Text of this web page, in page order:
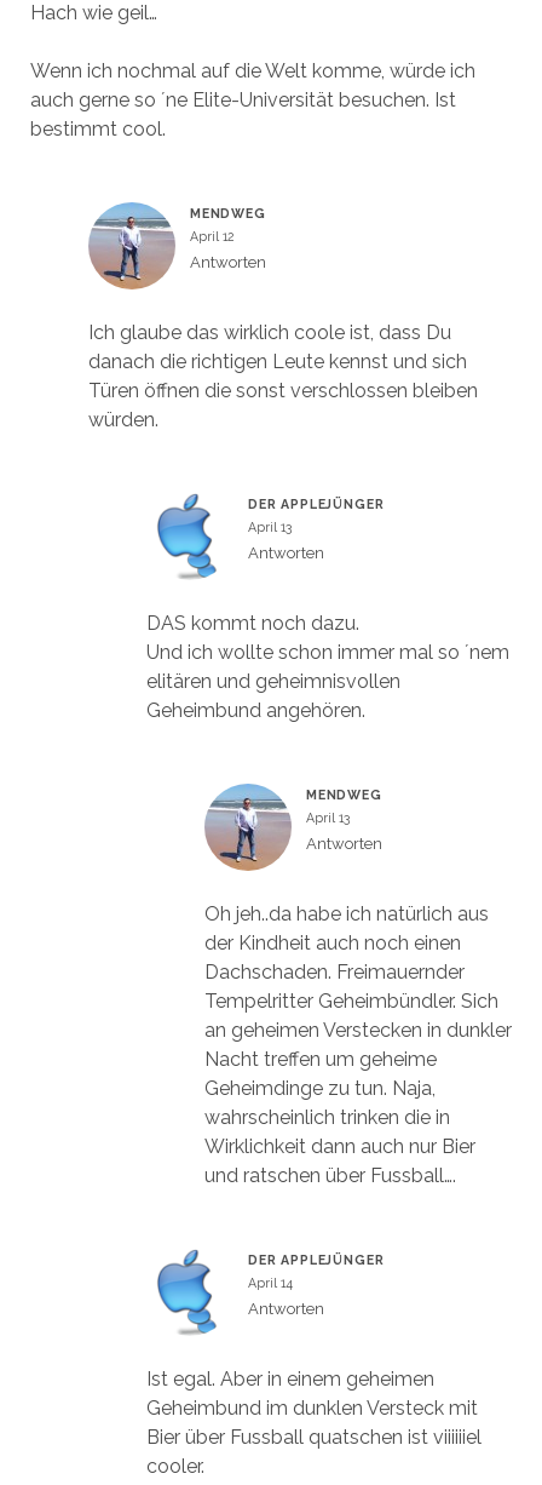
Hach wie geil…
Wenn ich nochmal auf die Welt komme, würde ich
auch gerne so ´ne Elite-Universität besuchen. Ist
bestimmt cool.
MENDWEG
April 12
Antworten
Ich glaube das wirklich coole ist, dass Du
danach die richtigen Leute kennst und sich
Türen öffnen die sonst verschlossen bleiben
würden.
DER APPLEJÜNGER
April 13
Antworten
DAS kommt noch dazu.
Und ich wollte schon immer mal so ´nem
elitären und geheimnisvollen
Geheimbund angehören.
MENDWEG
April 13
Antworten
Oh jeh..da habe ich natürlich aus
der Kindheit auch noch einen
Dachschaden. Freimauernder
Tempelritter Geheimbündler. Sich
an geheimen Verstecken in dunkler
Nacht treffen um geheime
Geheimdinge zu tun. Naja,
wahrscheinlich trinken die in
Wirklichkeit dann auch nur Bier
und ratschen über Fussball….
DER APPLEJÜNGER
April 14
Antworten
Ist egal. Aber in einem geheimen
Geheimbund im dunklen Versteck mit
Bier über Fussball quatschen ist viiiiiiel
cooler.